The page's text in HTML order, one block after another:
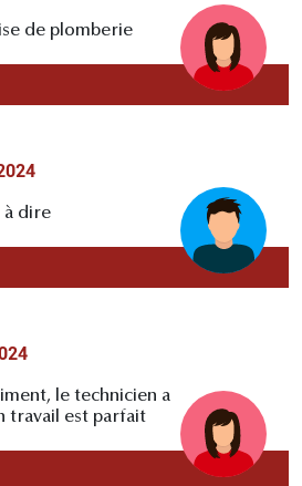
de plomberie
à dire
le technicien a
travail est parfait